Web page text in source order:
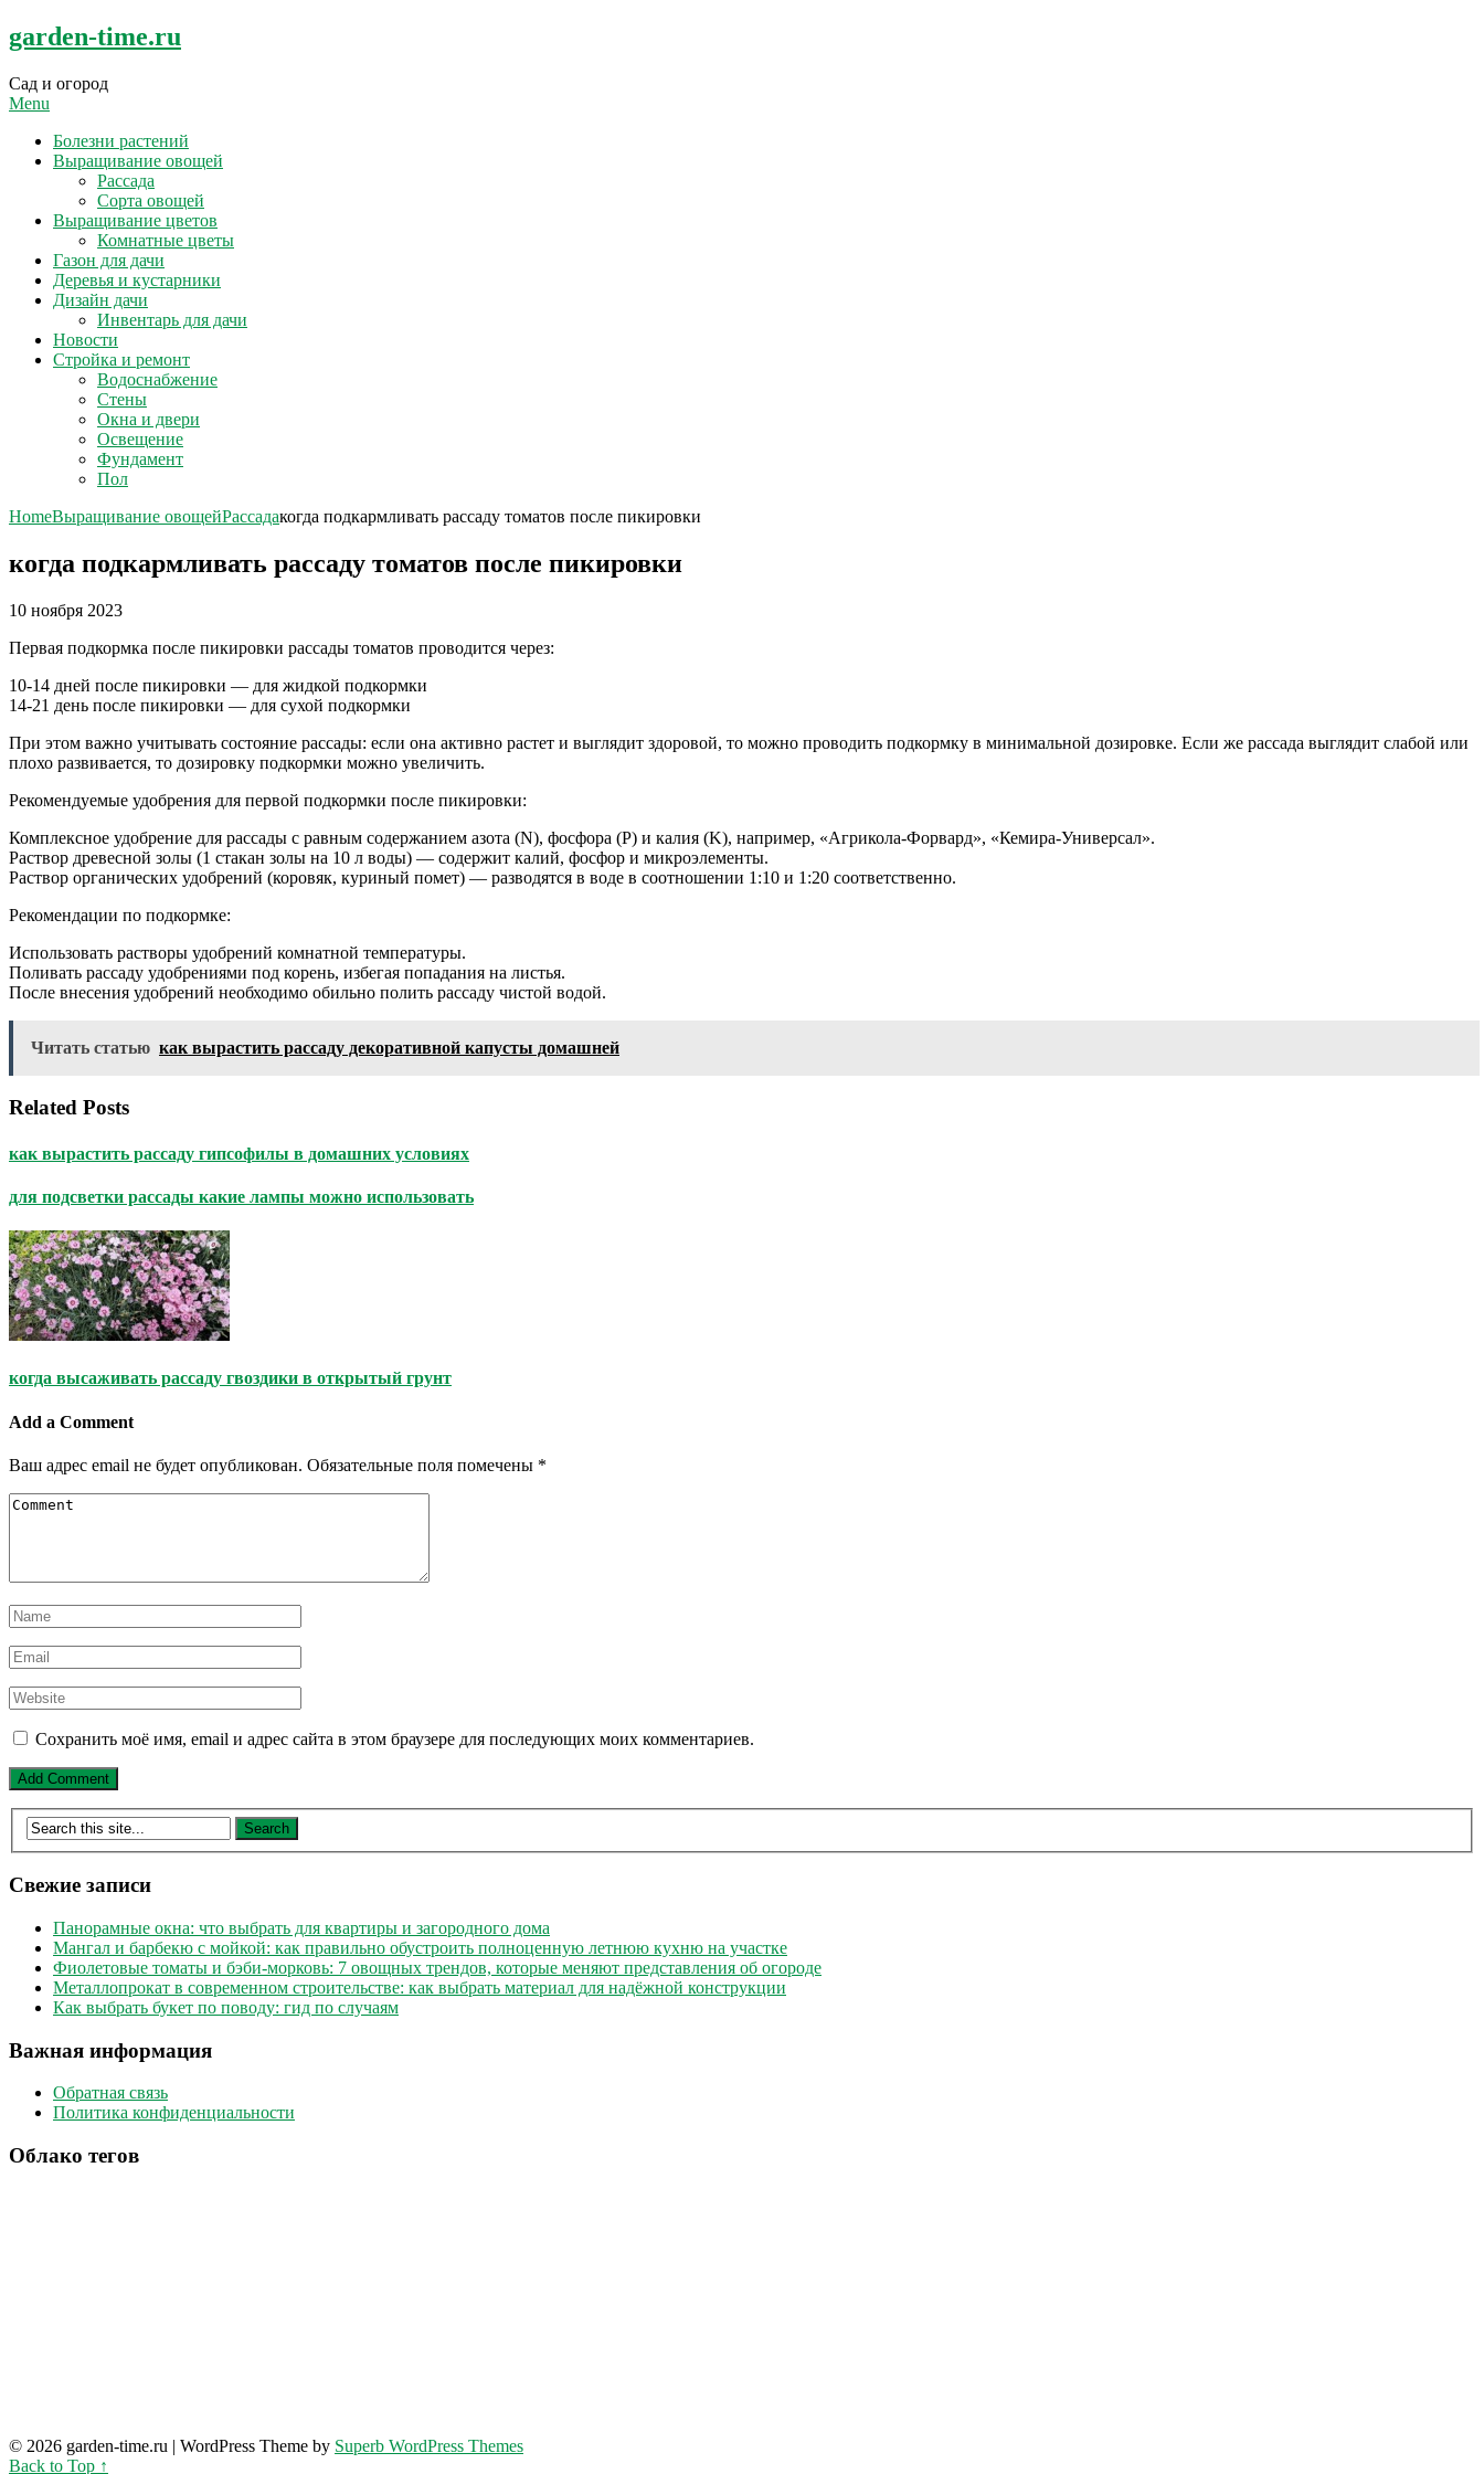
Skip
to
garden-time.ru
Сад и огород
Menu
Болезни растений
Выращивание овощей
Рассада
Сорта овощей
Выращивание цветов
Комнатные цветы
Газон для дачи
Деревья и кустарники
Дизайн дачи
Инвентарь для дачи
Новости
Стройка и ремонт
Водоснабжение
Стены
Окна и двери
Освещение
Фундамент
Пол
HomeВыращивание овощейРассадакогда подкармливать рассаду томатов после пикировки
когда подкармливать рассаду томатов после пикировки
10 ноября 2023
Первая подкормка после пикировки рассады томатов проводится через:
10-14 дней после пикировки — для жидкой подкормки
14-21 день после пикировки — для сухой подкормки
При этом важно учитывать состояние рассады: если она активно растет и выглядит здоровой, то можно проводить подкормку в минимальной дозировке. Если же рассада выглядит слабой или
плохо развивается, то дозировку подкормки можно увеличить.
Рекомендуемые удобрения для первой подкормки после пикировки:
Комплексное удобрение для рассады с равным содержанием азота (N), фосфора (P) и калия (K), например, «Агрикола-Форвард», «Кемира-Универсал».
Раствор древесной золы (1 стакан золы на 10 л воды) — содержит калий, фосфор и микроэлементы.
Раствор органических удобрений (коровяк, куриный помет) — разводятся в воде в соотношении 1:10 и 1:20 соответственно.
Рекомендации по подкормке:
Использовать растворы удобрений комнатной температуры.
Поливать рассаду удобрениями под корень, избегая попадания на листья.
После внесения удобрений необходимо обильно полить рассаду чистой водой.
Читать статью как вырастить рассаду декоративной капусты домашней
Related Posts
как вырастить рассаду гипсофилы в домашних условиях
для подсветки рассады какие лампы можно использовать
когда высаживать рассаду гвоздики в открытый грунт
Add a Comment
Ваш адрес email не будет опубликован. Обязательные поля помечены *
Сохранить моё имя, email и адрес сайта в этом браузере для последующих моих комментариев.
Свежие записи
Панорамные окна: что выбрать для квартиры и загородного дома
Мангал и барбекю с мойкой: как правильно обустроить полноценную летнюю кухню на участке
Фиолетовые томаты и бэби-морковь: 7 овощных трендов, которые меняют представления об огороде
Металлопрокат в современном строительстве: как выбрать материал для надёжной конструкции
Как выбрать букет по поводу: гид по случаям
Важная информация
Обратная связь
Политика конфиденциальности
Облако тегов
© 2026 garden-time.ru | WordPress Theme by Superb WordPress Themes
Back to Top ↑